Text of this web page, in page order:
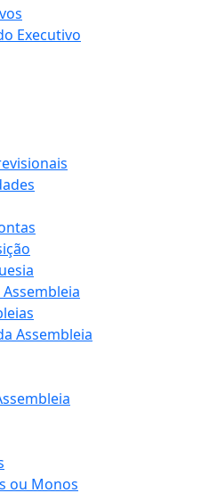
Executivo
Assembleia
ou Monos